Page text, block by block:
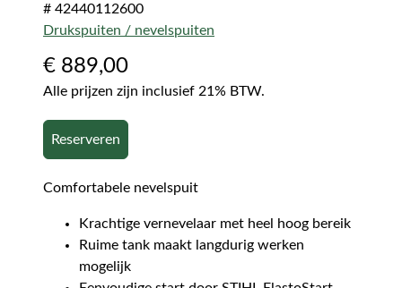
# 42440112600
Drukspuiten / nevelspuiten
€ 889,00
Alle prijzen zijn inclusief 21% BTW.
Reserveren
Comfortabele nevelspuit
Krachtige vernevelaar met heel hoog bereik
Ruime tank maakt langdurig werken
mogelijk